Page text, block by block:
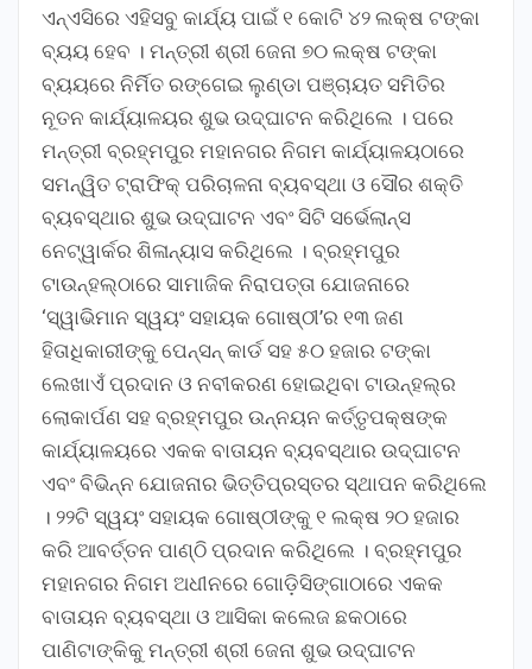
ଏନ୍‌ଏସିରେ ଏହିସବୁ କାର୍ଯ୍ୟ ପାଇଁ ୧ କୋଟି ୪୨ ଲକ୍ଷ ଟଙ୍କା
ବ୍ୟୟ ହେବ । ମନ୍ତ୍ରୀ ଶ୍ରୀ ଜେନା ୭୦ ଲକ୍ଷ ଟଙ୍କା
ବ୍ୟୟରେ ନିର୍ମିତ ରଙ୍ଗେଇ ଲୁଣ୍ଡା ପଞ୍ଚାୟତ ସମିତିର
ନୂତନ କାର୍ଯ୍ୟାଳୟର ଶୁଭ ଉଦ୍‌ଘାଟନ କରିଥିଲେ । ପରେ
ମନ୍ତ୍ରୀ ବ୍ରହ୍ମପୁର ମହାନଗର ନିଗମ କାର୍ଯ୍ୟାଳୟଠାରେ
ସମନ୍ୱିତ ଟ୍ରାଫିକ୍‌ ପରିଚାଳନା ବ୍ୟବସ୍ଥା ଓ ସୌର ଶକ୍ତି
ବ୍ୟବସ୍ଥାର ଶୁଭ ଉଦ୍‌ଘାଟନ ଏବଂ ସିଟି ସର୍ଭେଲାନ୍ସ
ନେଟ୍‌ୱାର୍କର ଶିଳାନ୍ୟାସ କରିଥିଲେ । ବ୍ରହ୍ମପୁର
ଟାଉନ୍‌ହଲ୍‌ଠାରେ ସାମାଜିକ ନିରାପତ୍ତା ଯୋଜନାରେ
‘ସ୍ୱାଭିମାନ ସ୍ୱୟଂ ସହାୟକ ଗୋଷ୍ଠୀ’ର ୧୩ ଜଣ
ହିତାଧିକାରୀଙ୍କୁ ପେନ୍‌ସନ୍‌ କାର୍ଡ ସହ ୫୦ ହଜାର ଟଙ୍କା
ଲେଖାଏଁ ପ୍ରଦାନ ଓ ନବୀକରଣ ହୋଇଥିବା ଟାଉନ୍‌ହଲ୍‌ର
ଲୋକାର୍ପଣ ସହ ବ୍ରହ୍ମପୁର ଉନ୍ନୟନ କର୍ତ୍ତୃପକ୍ଷଙ୍କ
କାର୍ଯ୍ୟାଳୟରେ ଏକକ ବାତାୟନ ବ୍ୟବସ୍ଥାର ଉଦ୍‌ଘାଟନ
ଏବଂ ବିଭିନ୍ନ ଯୋଜନାର ଭିତ୍ତିପ୍ରସ୍ତର ସ୍ଥାପନ କରିଥିଲେ
। ୨୨ଟି ସ୍ୱୟଂ ସହାୟକ ଗୋଷ୍ଠୀଙ୍କୁ ୧ ଲକ୍ଷ ୨୦ ହଜାର
କରି ଆବର୍ତ୍ତନ ପାଣ୍ଠି ପ୍ରଦାନ କରିଥିଲେ । ବ୍ରହ୍ମପୁର
ମହାନଗର ନିଗମ ଅଧୀନରେ ଗୋଡ଼ିସିଙ୍ଗାଠାରେ ଏକକ
ବାତାୟନ ବ୍ୟବସ୍ଥା ଓ ଆସିକା କଲେଜ ଛକଠାରେ
ପାଣିଟାଙ୍କିକୁ ମନ୍ତ୍ରୀ ଶ୍ରୀ ଜେନା ଶୁଭ ଉଦ୍‌ଘାଟନ